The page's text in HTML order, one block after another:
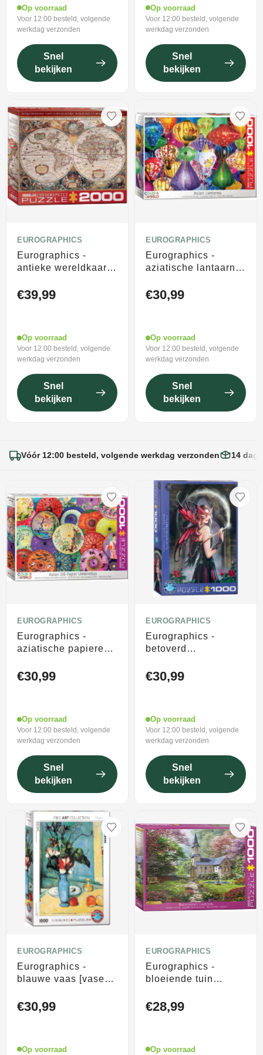
Op voorraad
Voor 12:00 besteld, volgende
werkdag verzonden
Snel
bekijken
Op voorraad
Voor 12:00 besteld, volgende
werkdag verzonden
Snel
bekijken
EUROGRAPHICS
Eurographics -
antieke wereldkaart
hondio henricus -
€39,99
Op voorraad
Voor 12:00 besteld, volgende
werkdag verzonden
Snel
bekijken
EUROGRAPHICS
Eurographics -
aziatische lantaarns
1000 stukjes
€30,99
Op voorraad
Voor 12:00 besteld, volgende
werkdag verzonden
Snel
bekijken
Vóór 12:00 besteld, volgende werkdag verzonden 14
EUROGRAPHICS
Eurographics -
aziatische papieren
paper umbrellas] -
1000 stukjes
€30,99
Op voorraad
Voor 12:00 besteld, volgende
werkdag verzonden
Snel
bekijken
EUROGRAPHICS
Eurographics -
betoverd
stokes - 1000 stukjes
48×68cm (b×h) -
€30,99
Op voorraad
Voor 12:00 besteld, volgende
werkdag verzonden
Snel
bekijken
EUROGRAPHICS
Eurographics -
blauwe vaas [vase
- 1000 stukjes
48×68cm (b×h) - fine
€30,99
Op voorraad
EUROGRAPHICS
Eurographics -
bloeiende tuin
dominic davison -
1000 stukjes
€28,99
Op voorraad